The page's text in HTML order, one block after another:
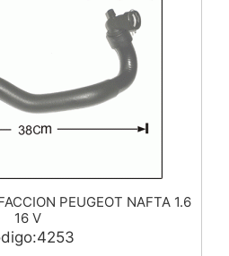
PEUGEOT NAFTA 1.6
16 V